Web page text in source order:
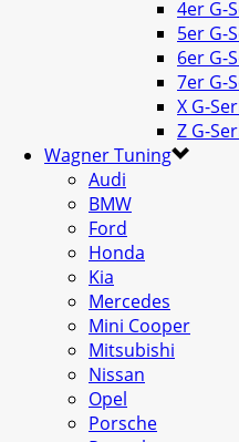
4er G-
5er G-
6er G-
7er G-
X G-
Z G-
Wagner Tuning
Audi
BMW
Ford
Honda
Kia
Mercedes
Mini Cooper
Mitsubishi
Nissan
Opel
Porsche